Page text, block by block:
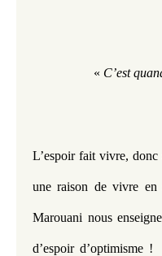
« C’est
L’espoir fait vivre,
une raison de vivre en
Marouani nous
d’espoir d’optimisme !